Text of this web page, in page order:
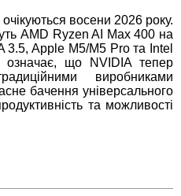
восени 2026 року.
AMD Ryzen AI Max 400 на
3.5, Apple M5/M5 Pro та Intel
означає, що NVIDIA тепер
виробниками
бачення універсального
та можливості